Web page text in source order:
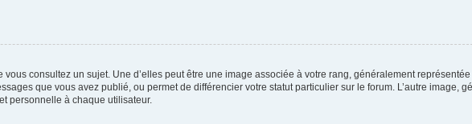
consultez un sujet. Une d’elles peut être une image associée à votre rang, généralement
que vous avez publié, ou permet de différencier votre statut particulier sur le forum. L’autre image,
personnelle à chaque utilisateur.